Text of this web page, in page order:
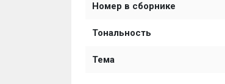
Номер в сборнике
Тональность
Тема